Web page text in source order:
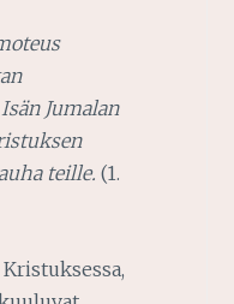
Jumalan
teille. (1.